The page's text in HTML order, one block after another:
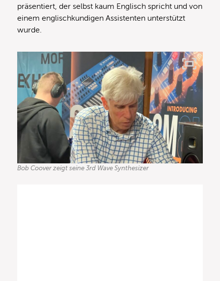
präsentiert, der selbst kaum Englisch spricht und von
einem englischkundigen Assistenten unterstützt
wurde.
Bob Coover zeigt seine 3rd Wave Synthesizer